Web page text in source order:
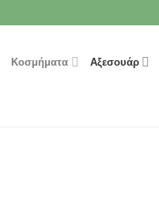
Κοσμήματα Αξεσουάρ